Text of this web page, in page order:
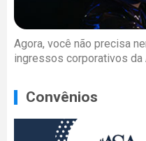
Agora, você não precisa
ingressos corporativos da
Convênios